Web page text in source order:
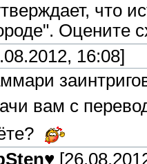
что
Оцените
16:08]
вам с